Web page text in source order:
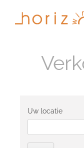
Uw locatie